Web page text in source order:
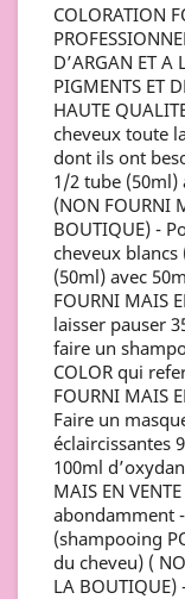
COLORATION
D’ARGAN ET A
PIGMENTS ET
HAUTE
cheveux toute
dont ils ont
1/2 tube (50ml)
(NON FOURNI
BOUTIQUE) -
cheveux blancs
(50ml) avec
FOURNI MAIS
laisser pauser
faire un
COLOR qui
FOURNI MAIS
Faire un
éclaircissantes
100ml
MAIS EN
abondamment
(shampooing
du cheveu) (
LA